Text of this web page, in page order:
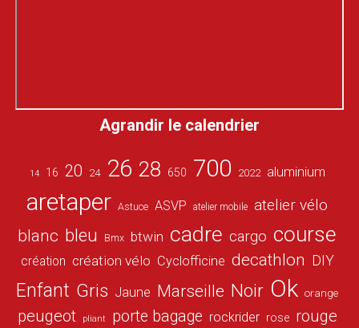
Agrandir le calendrier
14 16 20 24 26 28 650 700 2022 aluminium
aretaper Astuce ASVP atelier mobile atelier vélo
blanc bleu Bmx btwin cadre cargo course
création création vélo Cyclofficine decathlon DIY
Enfant Gris Jaune Marseille Noir Ok orange
peugeot pliant porte bagage rockrider rose rouge